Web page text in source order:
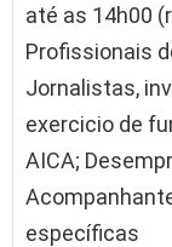
até as 14h00
Profissionais
Jornalistas,
exercicio de
AICA;
específicas